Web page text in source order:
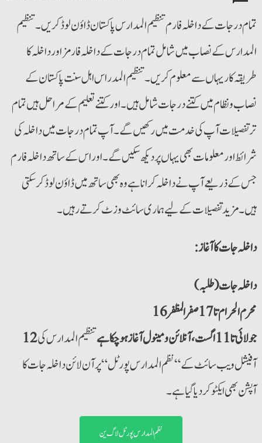
تمام درجات کے داخلہ فارم تنظیم المدارس پاکستان ڈاؤن لوڈ کریں۔ تنظیم
المدارس کے نصاب میں شامل تمام درجات کے داخلہ فارمز اور داخلہ کا
طریقہ کار یہاں سےمعلوم کریں۔ تنظیم المدراس اہل سنت پاکستان کے
نصاب و نظام میں کتنے درجات شامل ہیں۔ اور کتنے تعلیم کے مراحل ہیں تمام
تر تفصیلات آپ کی خدمت میں رکھیں گے۔ آپ تمام درجات میں داخلہ کی
شرائط اور معلومات بھی یہاں پر دیکھ سکیں گے۔ اور اس کے ساتھ داخلہ فارم
جس کے ذریعے آپ نے داخلہ کرانا ہے وہ بھی ساتھ میں ڈاؤن لوڈ کرسکتی
ہیں۔ مزید تفصیلات کے لیے ہماری سائٹ وزٹ کرتے رہیں۔
:داخلہ جات کا آغاز
داخلہ جات (طلبہ)
16 محرم الحرام تا 17 صفر المظفر
12 جولائی تا 11 اگست ، آنلائن و مینول آغاز ہو چکا ہے
تنظیم المدارس کی
آفیشل ویب سائٹ کے “نظم المدارس پورٹل“ پر آن لائن داخلہ جات کا
آپشن بھی ایکٹو کر دیا گیا ہے ۔
نظم المدارس پورٹل لاگ ین